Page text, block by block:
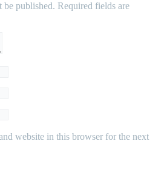
be published. Required fields are
website in this browser for the next